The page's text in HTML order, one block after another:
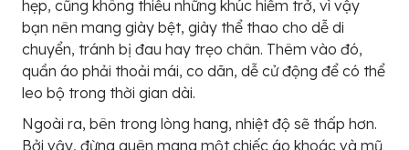
hẹp, cũng không thiếu những khúc hiểm trở, vì vậy
bạn nên mang giày bệt, giày thể thao cho dễ di
chuyển, tránh bị đau hay trẹo chân. Thêm vào đó,
quần áo phải thoải mái, co dãn, dễ cử động để có thể
leo bộ trong thời gian dài.
Ngoài ra, bên trong lòng hang, nhiệt độ sẽ thấp hơn.
Bởi vậy, đừng quên mang một chiếc áo khoác và mũ